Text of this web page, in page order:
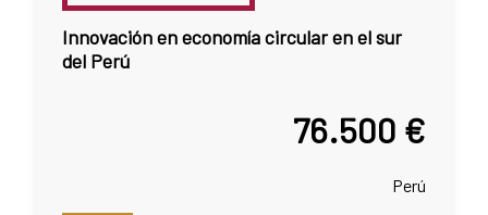
Innovación en economía circular en el sur
del Perú
76.500 €
Perú